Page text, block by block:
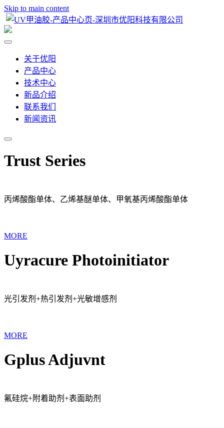
Skip to main content
关于优阳
产品中心
技术中心
新品介绍
联系我们
新闻资讯
Trust Series
丙烯酸酯单体、乙烯基醚单体、甲氧基丙烯酸酯单体
MORE
Uyracure Photoinitiator
光引发剂+热引发剂+光敏增感剂
MORE
Gplus Adjuvnt
氟硅烷+附着助剂+表面助剂